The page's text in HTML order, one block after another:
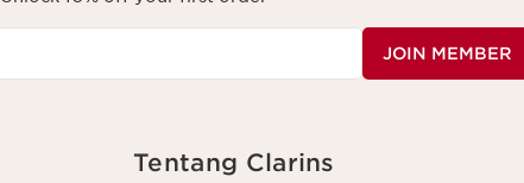
JOIN MEMBER
Tentang Clarins